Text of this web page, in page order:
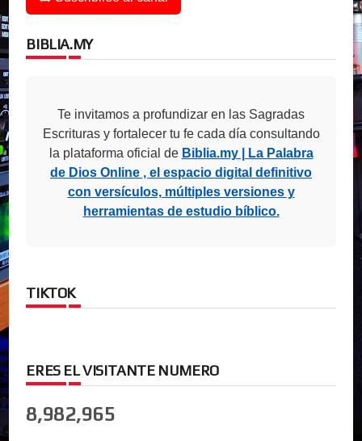
BIBLIA.MY
Te invitamos a profundizar en las Sagradas
Escrituras y fortalecer tu fe cada día consultando
la plataforma oficial de Biblia.my | La Palabra
de Dios Online , el espacio digital definitivo
con versículos, múltiples versiones y
herramientas de estudio bíblico.
TIKTOK
ERES EL VISITANTE NUMERO
8,982,965